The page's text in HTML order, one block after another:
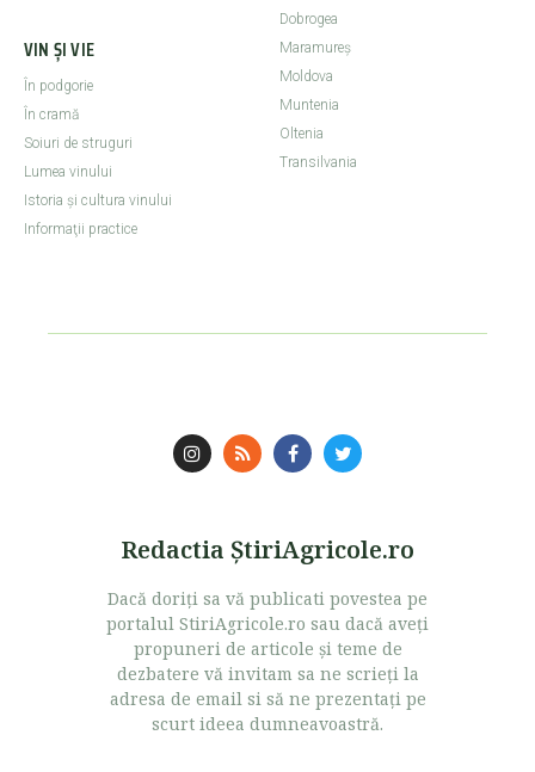
VIN ȘI VIE
În podgorie
În cramă
Soiuri de struguri
Lumea vinului
Istoria şi cultura vinului
Informaţii practice
Dobrogea
Maramureş
Moldova
Muntenia
Oltenia
Transilvania
Redactia ŞtiriAgricole.ro
Dacă doriţi sa vă publicati povestea pe
portalul StiriAgricole.ro sau dacă aveţi
propuneri de articole şi teme de
dezbatere vă invitam sa ne scrieţi la
adresa de email si să ne prezentaţi pe
scurt ideea dumneavoastră.